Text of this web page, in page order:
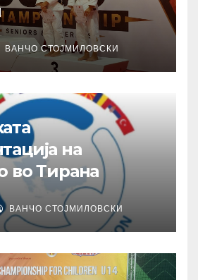
ВАНЧО СТОЈМИЛОВСКИ
на
во Тирана
ВАНЧО СТОЈМИЛОВСКИ